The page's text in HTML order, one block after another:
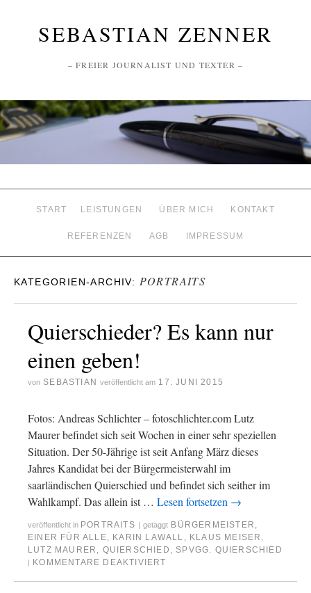
SEBASTIAN ZENNER
– FREIER JOURNALIST UND TEXTER –
START LEISTUNGEN ÜBER MICH KONTAKT
REFERENZEN AGB IMPRESSUM
KATEGORIEN-ARCHIV: PORTRAITS
Quierschieder? Es kann nur
einen geben!
von SEBASTIAN veröffentlicht am 17. JUNI 2015
Fotos: Andreas Schlichter – fotoschlichter.com Lutz
Maurer befindet sich seit Wochen in einer sehr speziellen
Situation. Der 50-Jährige ist seit Anfang März dieses
Jahres Kandidat bei der Bürgermeisterwahl im
saarländischen Quierschied und befindet sich seither im
Wahlkampf. Das allein ist … Lesen fortsetzen →
veröffentlicht in PORTRAITS getaggt BÜRGERMEISTER ,
EINER FÜR ALLE, KARIN LAWALL , KLAUS MEISER ,
LUTZ MAURER , QUIERSCHIED , SPVGG. QUIERSCHIED
KOMMENTARE DEAKTIVIERT